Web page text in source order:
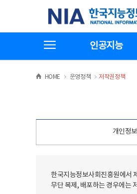
기
한국지능정보사회진흥원
인공지능
HOME >운영정책 >
저작권정책
개인정
한국지능정보사회진흥원에서
무단 복제, 배포하는 경우에는